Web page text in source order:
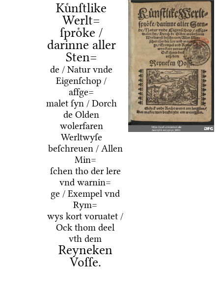
Kuͤnſtlike
Werlt=
ſproͤke /
darinne aller
Sten=
de / Natur vnde
Eigenſchop /
affge=
malet ſyn / Dorch
de Olden
wolerfaren
Werltwyſe
beſchreuen / Allen
Min=
ſchen tho der lere
vnd warnin=
ge / Exempel vnd
Rym=
wys kort voruatet /
Ock thom deel
vth dem
Reyneken
Voſſe.